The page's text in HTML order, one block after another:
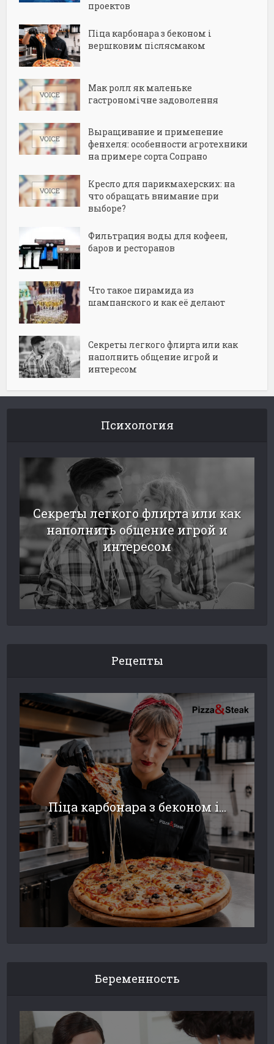
проектов
Піца карбонара з беконом і
вершковим післясмаком
Мак ролл як маленьке
гастрономічне задоволення
Выращивание и применение
фенхеля: особенности агротехники
на примере сорта Сопрано
Кресло для парикмахерских: на
что обращать внимание при
выборе?
Фильтрация воды для кофеен,
баров и ресторанов
Что такое пирамида из
шампанского и как её делают
Секреты легкого флирта или как
наполнить общение игрой и
интересом
Психология
Секреты легкого флирта или как
наполнить общение игрой и
интересом
Рецепты
Піца карбонара з беконом і...
Беременность